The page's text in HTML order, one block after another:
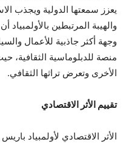
يعزز سمعتها الدولية ويجذب
والهيبة المرتبطين
وجهة أكثر جاذبية للأعمال
منصة للدبلوماسية الثقافية،
الأخرى وتعرض تراثها الثقافي.
تقييم الأثر الاقتصادي
الأثر الاقتصادي لأولمبياد